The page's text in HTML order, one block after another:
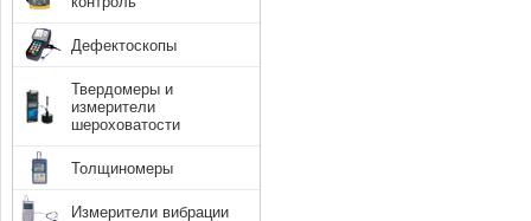
Дефектоскопы
Твердомеры и
измерители
шероховатости
Толщиномеры
Измерители вибрации